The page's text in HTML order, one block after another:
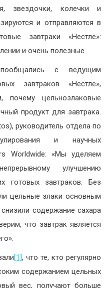
звездочки, колечки и
и отправляются в
завтраки «Нестле»:
и очень полезные.
с ведущим
завтраков «Нестле»,
цельнозлаковые
продукт для завтрака.
руководитель отдела по
и научных
Worldwide: «Мы уделяем
улучшению
готовых завтраков. Без
цельные злаки основным
содержание сахара
что завтрак является
[1], что те, кто регулярно
содержанием цельных
вес, получают больше